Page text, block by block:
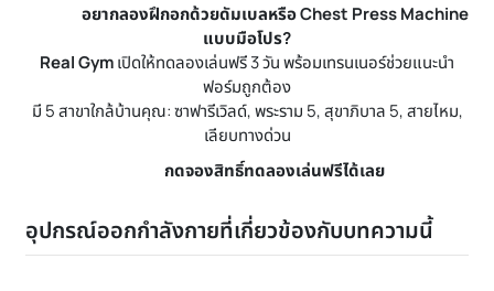
อยากลองฝึกอกด้วยดัมเบลหรือ Chest Press Machine
แบบมือโปร?
Real Gymเปิดให้ทดลองเล่นฟรี 3 วัน พร้อมเทรนเนอร์ช่วยแนะนำ
ฟอร์มถูกต้อง
มี 5 สาขาใกล้บ้านคุณ: ซาฟารีเวิลด์, พระราม 5, สุขาภิบาล 5, สายไหม,
เลียบทางด่วน
กดจองสิทธิ์ทดลองเล่นฟรีได้เลย
อุปกรณ์ออกกำลังกายที่เกี่ยวข้องกับบทความนี้